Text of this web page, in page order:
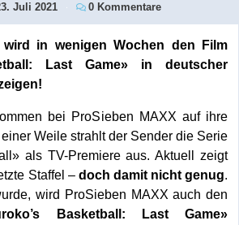
Juli 2021 0 Kommentare
wird in wenigen Wochen den Film
Last Game» in deutscher
bei ProSieben MAXX auf ihre
Weile strahlt der Sender die Serie
als TV-Premiere aus. Aktuell zeigt
Staffel – doch damit nicht genug.
wird ProSieben MAXX auch den
Basketball: Last Game»